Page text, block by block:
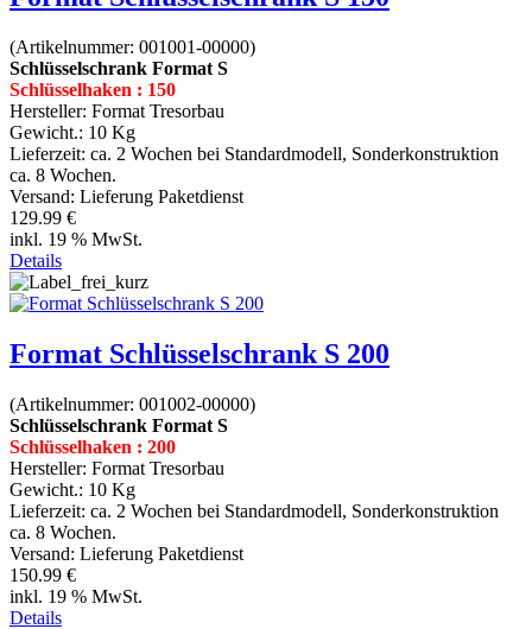
(Artikelnummer: 001001-00000)
Schlüsselschrank Format S
Schlüsselhaken : 150
Hersteller: Format Tresorbau
Gewicht.: 10 Kg
Lieferzeit: ca. 2 Wochen bei Standardmodell, Sonderkonstruktion
ca. 8 Wochen.
Versand: Lieferung Paketdienst
129.99 €
inkl. 19 % MwSt.
Details
Format Schlüsselschrank S 200
(Artikelnummer: 001002-00000)
Schlüsselschrank Format S
Schlüsselhaken : 200
Hersteller: Format Tresorbau
Gewicht.: 10 Kg
Lieferzeit: ca. 2 Wochen bei Standardmodell, Sonderkonstruktion
ca. 8 Wochen.
Versand: Lieferung Paketdienst
150.99 €
inkl. 19 % MwSt.
Details